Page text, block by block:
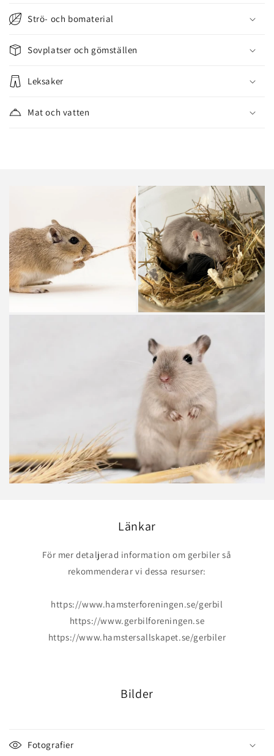
Strö- och bomaterial
Sovplatser och gömställen
Leksaker
Mat och vatten
Länkar
För mer detaljerad information om gerbiler så
rekommenderar vi dessa resurser:
https://www.hamsterforeningen.se/gerbil
https://www.gerbilforeningen.se
https://www.hamstersallskapet.se/gerbiler
Bilder
Fotografier